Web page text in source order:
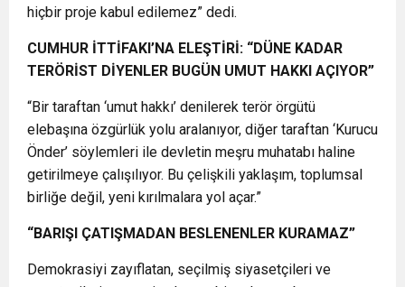
hiçbir proje kabul edilemez” dedi.
CUMHUR İTTİFAKI’NA ELEŞTİRİ: “DÜNE KADAR
TERÖRİST DİYENLER BUGÜN UMUT HAKKI AÇIYOR”
“Bir taraftan ‘umut hakkı’ denilerek terör örgütü
elebaşına özgürlük yolu aralanıyor, diğer taraftan ‘Kurucu
Önder’ söylemleri ile devletin meşru muhatabı haline
getirilmeye çalışılıyor. Bu çelişkili yaklaşım, toplumsal
birliğe değil, yeni kırılmalara yol açar.”
“BARIŞI ÇATIŞMADAN BESLENENLER KURAMAZ”
Demokrasiyi zayıflatan, seçilmiş siyasetçileri ve